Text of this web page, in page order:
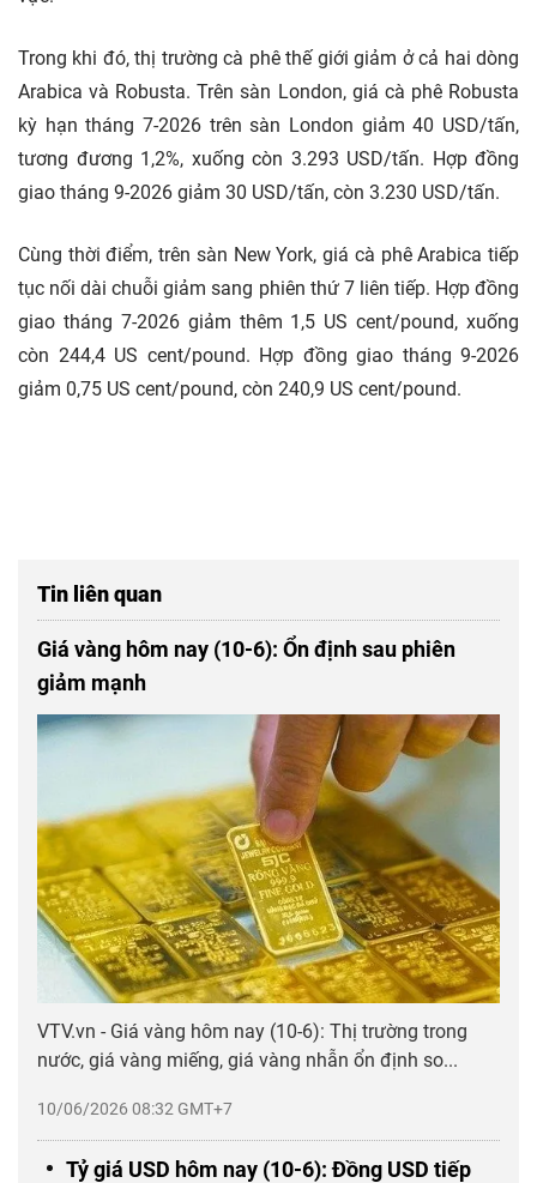
Trong khi đó, thị trường cà phê thế giới giảm ở cả hai dòng
Arabica và Robusta. Trên sàn London, giá cà phê Robusta
kỳ hạn tháng 7-2026 trên sàn London giảm 40 USD/tấn,
tương đương 1,2%, xuống còn 3.293 USD/tấn. Hợp đồng
giao tháng 9-2026 giảm 30 USD/tấn, còn 3.230 USD/tấn.
Cùng thời điểm, trên sàn New York, giá cà phê Arabica tiếp
tục nối dài chuỗi giảm sang phiên thứ 7 liên tiếp. Hợp đồng
giao tháng 7-2026 giảm thêm 1,5 US cent/pound, xuống
còn 244,4 US cent/pound. Hợp đồng giao tháng 9-2026
giảm 0,75 US cent/pound, còn 240,9 US cent/pound.
Tin liên quan
Giá vàng hôm nay (10-6): Ổn định sau phiên
giảm mạnh
10/06/2026 08:32 GMT+7
VTV.vn - Giá vàng hôm nay (10-6): Thị trường trong
nước, giá vàng miếng, giá vàng nhẫn ổn định so...
Tỷ giá USD hôm nay (10-6): Đồng USD tiếp